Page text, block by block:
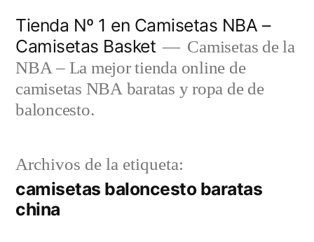
contenido
Tienda Nº 1 en Camisetas NBA –
Camisetas Basket
Camisetas de la
NBA – La mejor tienda online de
camisetas NBA baratas y ropa de de
baloncesto.
Archivos de la etiqueta:
camisetas baloncesto baratas
china